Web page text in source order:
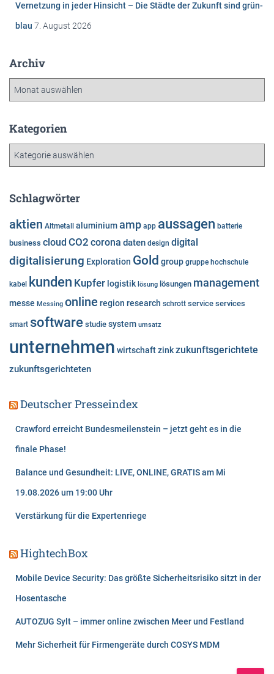
Vernetzung in jeder Hinsicht – Die Städte der Zukunft sind grün-
blau 7. August 2026
Archiv
h
Kategorien
g
r
i
e
Schlagwörter
aktien Altmetall aluminiumamp app aussagen batterie
business cloud CO2 corona daten design digital
digitalisierung Exploration Gold group gruppe hochschule
kabel kunden Kupfer logistik lösung lösungen management
messe Messing online region research schrott service services
smart software studie system umsatz
unternehmen wirtschaftzinkzukunftsgerichtete
zukunftsgerichteten
Deutscher Presseindex
Crawford erreicht Bundesmeilenstein – jetzt geht es in die
finale Phase!
Balance und Gesundheit: LIVE, ONLINE, GRATIS am Mi
19.08.2026 um 19:00 Uhr
Verstärkung für die Expertenriege
HightechBox
Mobile Device Security: Das größte Sicherheitsrisiko sitzt in der
Hosentasche
AUTOZUG Sylt – immer online zwischen Meer und Festland
Mehr Sicherheit für Firmengeräte durch COSYS MDM